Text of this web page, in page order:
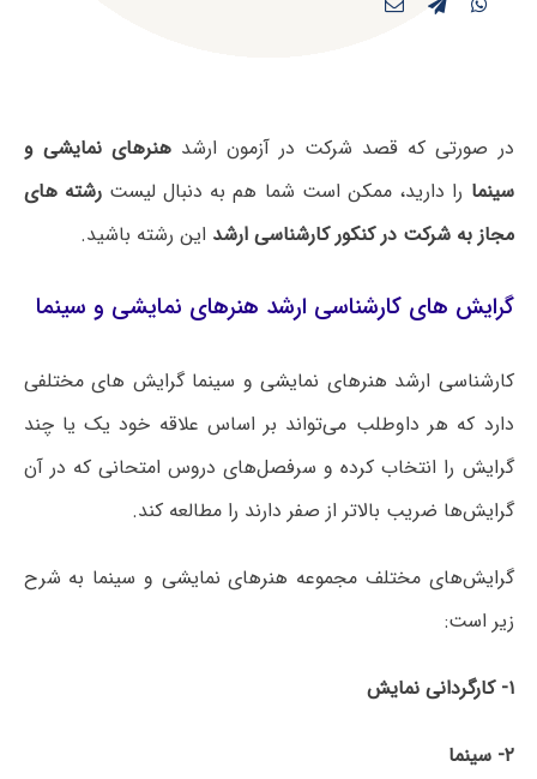
در صورتی که قصد شرکت در آزمون ارشدهنرهای نمایشی و
سینما را دارید، ممکن است شما هم به دنبال لیسترشته های
مجاز به شرکت در کنکور کارشناسی ارشد این رشته باشید.
گرایش های کارشناسی ارشد هنرهای نمایشی و سینما
کارشناسی ارشد هنرهای نمایشی و سینما گرایش های مختلفی
دارد که هر داوطلب می‌تواند بر اساس علاقه خود یک یا چند
گرایش را انتخاب کرده و سرفصل‌های دروس امتحانی که در آن
گرایش‌ها ضریب بالاتر از صفر دارند را مطالعه کند.
گرایش‌های مختلف مجموعه هنرهای نمایشی و سینما به شرح
زیر است:
۱- کارگردانی نمایش
۲- سینما